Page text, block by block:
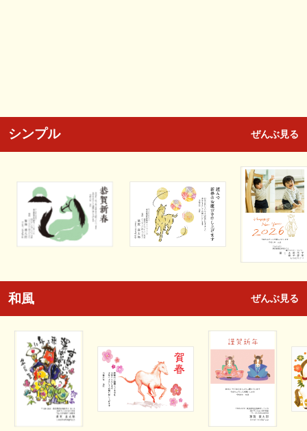
シンプル ぜんぶ見る
和風 ぜんぶ見る